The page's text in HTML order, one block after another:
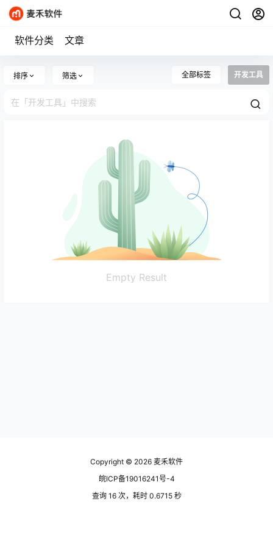
软件分类 文章
排序 筛选 全部标签 开发工具
Empty Result
Copyright © 2026 麦禾软件
皖ICP备19016241号-4
查询 16 次，耗时 0.6715 秒